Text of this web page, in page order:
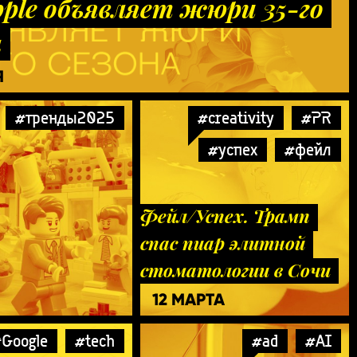
объявляет жюри 35-го
#тренды2025
#tech
#creativity
#PR
#успех
#фейл
Фейл/Успех. Трамп
спас пиар элитной
стоматологии в Сочи
12 МАРТА
#ad #AI